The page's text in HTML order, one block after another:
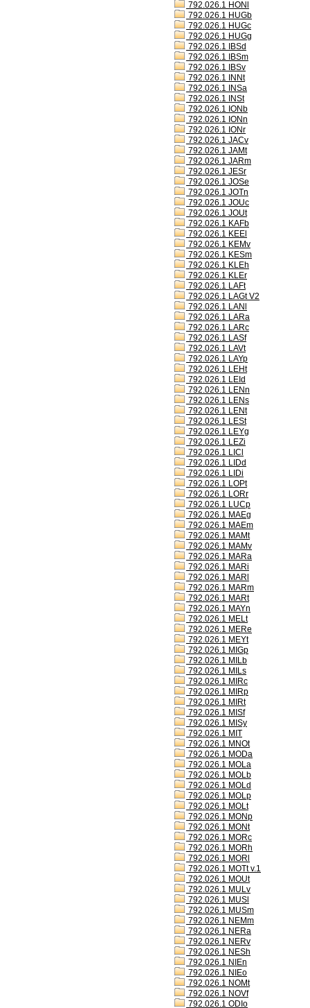
792.026.1 HONl
792.026.1 HUGb
792.026.1 HUGc
792.026.1 HUGg
792.026.1 IBSd
792.026.1 IBSm
792.026.1 IBSv
792.026.1 INNt
792.026.1 INSa
792.026.1 INSt
792.026.1 IONb
792.026.1 IONn
792.026.1 IONr
792.026.1 JACv
792.026.1 JAMt
792.026.1 JARm
792.026.1 JESr
792.026.1 JOSe
792.026.1 JOTn
792.026.1 JOUc
792.026.1 JOUt
792.026.1 KAFb
792.026.1 KEEl
792.026.1 KEMv
792.026.1 KESm
792.026.1 KLEh
792.026.1 KLEr
792.026.1 LAFt
792.026.1 LAGt V2
792.026.1 LANl
792.026.1 LARa
792.026.1 LARc
792.026.1 LASf
792.026.1 LAVt
792.026.1 LAYp
792.026.1 LEHt
792.026.1 LEId
792.026.1 LENn
792.026.1 LENs
792.026.1 LENt
792.026.1 LESt
792.026.1 LEYg
792.026.1 LEZi
792.026.1 LICl
792.026.1 LIDd
792.026.1 LIDi
792.026.1 LOPt
792.026.1 LORr
792.026.1 LUCp
792.026.1 MAEg
792.026.1 MAEm
792.026.1 MAMt
792.026.1 MAMv
792.026.1 MARa
792.026.1 MARi
792.026.1 MARl
792.026.1 MARm
792.026.1 MARt
792.026.1 MAYn
792.026.1 MELt
792.026.1 MERe
792.026.1 MEYt
792.026.1 MIGp
792.026.1 MILb
792.026.1 MILs
792.026.1 MIRc
792.026.1 MIRp
792.026.1 MIRt
792.026.1 MISf
792.026.1 MISy
792.026.1 MIT
792.026.1 MNOt
792.026.1 MODa
792.026.1 MOLa
792.026.1 MOLb
792.026.1 MOLd
792.026.1 MOLp
792.026.1 MOLt
792.026.1 MONp
792.026.1 MONt
792.026.1 MORc
792.026.1 MORh
792.026.1 MORl
792.026.1 MOTt v.1
792.026.1 MOUt
792.026.1 MULv
792.026.1 MUSl
792.026.1 MUSm
792.026.1 NEMm
792.026.1 NERa
792.026.1 NERv
792.026.1 NESh
792.026.1 NIEn
792.026.1 NIEo
792.026.1 NOMt
792.026.1 NOVf
792.026.1 ODIo